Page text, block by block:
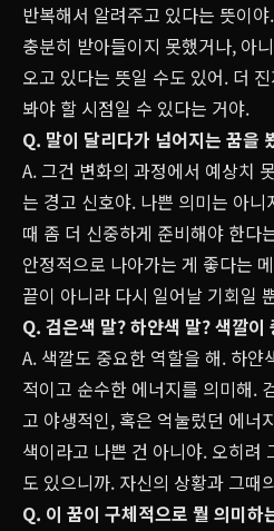
반복해서 알려주고 있다는 뜻이
충분히 받아들이지 못했거나, 아
오고 있다는 뜻일 수도 있어. 더
봐야 할 시점일 수 있다는 거야.
Q. 말이 달리다가 넘어지는 꿈을
A. 그건 변화의 과정에서 예상치
는 경고 신호야. 나쁜 의미는 아
때 좀 더 신중하게 준비해야 한다
안정적으로 나아가는 게 좋다는
끝이 아니라 다시 일어날 기회일
Q. 검은색 말? 하얀색 말? 색깔이
A. 색깔도 중요한 역할을 해. 하얀
적이고 순수한 에너지를 의미해.
고 야생적인, 혹은 억눌렀던 에너
색이라고 나쁜 건 아니야. 오히려
도 있으니까. 자신의 상황과 그때
Q. 이 꿈이 구체적으로 뭘 의미하